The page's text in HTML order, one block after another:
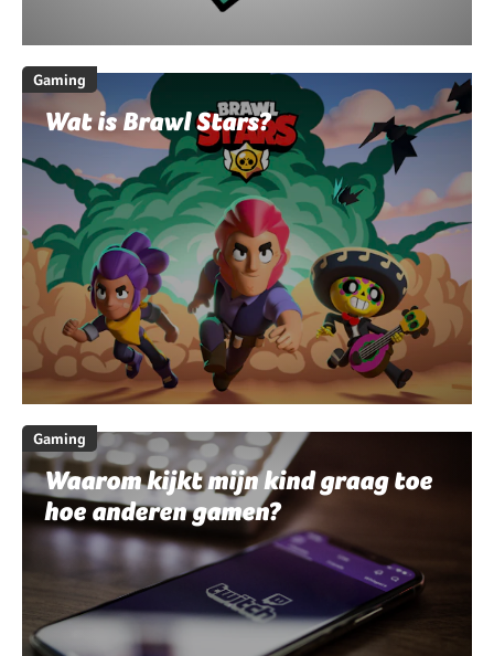
Gaming
Wat is Brawl Stars?
Gaming
Waarom kijkt mijn kind graag toe
hoe anderen gamen?